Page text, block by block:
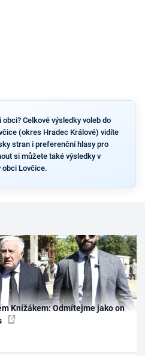
Celkové výsledky voleb do
(okres Hradec Králové) vidíte
stran i preferenční hlasy pro
si můžete také výsledky v
obci Lovčice.
Knížákem: Odmítejme jako on